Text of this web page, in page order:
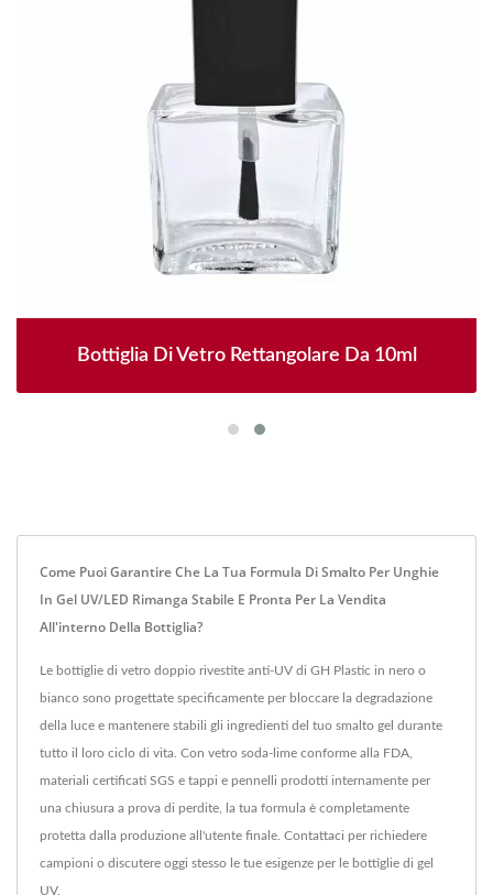
Bottiglia Di Vetro Rettangolare Da 10ml
Come Puoi Garantire Che La Tua Formula Di Smalto Per Unghie
In Gel UV/LED Rimanga Stabile E Pronta Per La Vendita
All'interno Della Bottiglia?
Le bottiglie di vetro doppio rivestite anti-UV di GH Plastic in nero o
bianco sono progettate specificamente per bloccare la degradazione
della luce e mantenere stabili gli ingredienti del tuo smalto gel durante
tutto il loro ciclo di vita. Con vetro soda-lime conforme alla FDA,
materiali certificati SGS e tappi e pennelli prodotti internamente per
una chiusura a prova di perdite, la tua formula è completamente
protetta dalla produzione all'utente finale. Contattaci per richiedere
campioni o discutere oggi stesso le tue esigenze per le bottiglie di gel
UV.